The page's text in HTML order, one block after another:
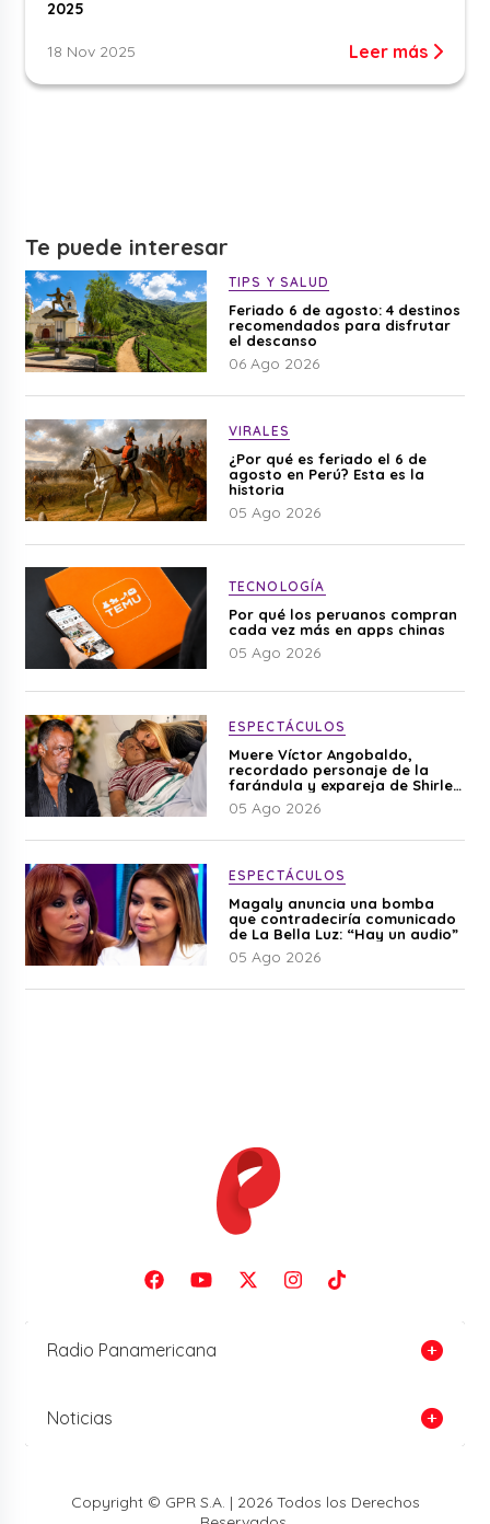
2025
18 Nov 2025 Leer más
Te puede interesar
TIPS Y SALUD
Feriado 6 de agosto: 4 destinos
recomendados para disfrutar
el descanso
06 Ago 2026
VIRALES
¿Por qué es feriado el 6 de
agosto en Perú? Esta es la
historia
05 Ago 2026
TECNOLOGÍA
Por qué los peruanos compran
cada vez más en apps chinas
05 Ago 2026
ESPECTÁCULOS
Muere Víctor Angobaldo,
recordado personaje de la
farándula y expareja de Shirley
Cherres
05 Ago 2026
ESPECTÁCULOS
Magaly anuncia una bomba
que contradeciría comunicado
de La Bella Luz: “Hay un audio”
05 Ago 2026
Radio Panamericana
Noticias
Copyright © GPR S.A. | 2026 Todos los Derechos